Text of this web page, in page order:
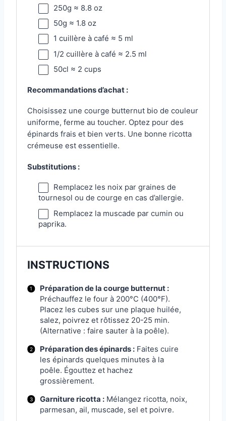
250g ≈ 8.8 oz
50g ≈ 1.8 oz
1 cuillère à café ≈ 5 ml
1/2 cuillère à café ≈ 2.5 ml
50cl ≈ 2 cups
Recommandations d’achat :
Choisissez une courge butternut bio de couleur
uniforme, ferme au toucher. Optez pour des
épinards frais et bien verts. Une bonne ricotta
crémeuse est essentielle.
Substitutions :
Remplacez les noix par graines de
tournesol ou de courge en cas d’allergie.
Remplacez la muscade par cumin ou
paprika.
INSTRUCTIONS
Préparation de la courge butternut :
Préchauffez le four à 200°C (400°F).
Placez les cubes sur une plaque huilée,
salez, poivrez et rôtissez 20-25 min.
(Alternative : faire sauter à la poêle).
Préparation des épinards :Faites cuire
les épinards quelques minutes à la
poêle. Égouttez et hachez
grossièrement.
Garniture ricotta :Mélangez ricotta, noix,
parmesan, ail, muscade, sel et poivre.